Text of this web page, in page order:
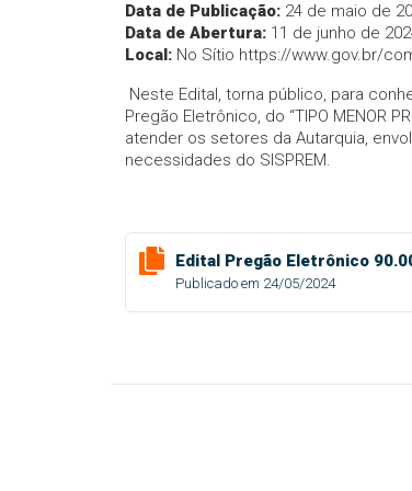
Data de Publicação: 24 de maio de
Data de Abertura: 11 de junho de
Local: No Sítio https://www.gov.br/
Neste Edital, torna público, para
Pregão Eletrônico, do “TIPO
atender os setores da Autarquia,
necessidades do SISPREM.
Edital Pregão Eletrônico
Publicado em 24/05/2024